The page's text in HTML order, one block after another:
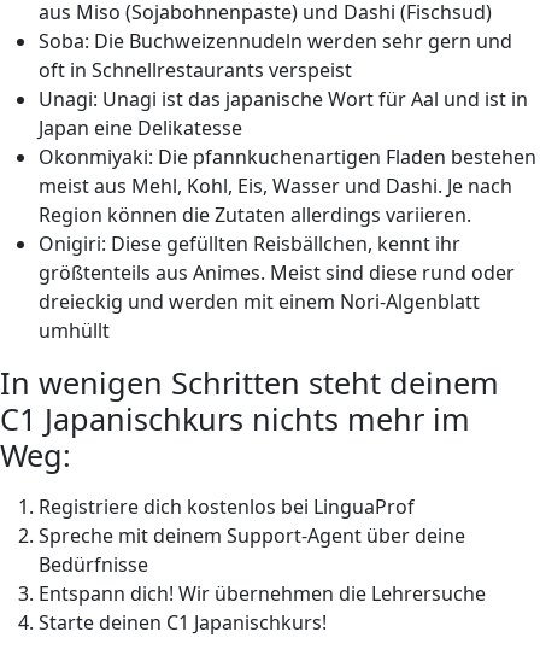
aus Miso (Sojabohnenpaste) und Dashi (Fischsud)
Soba: Die Buchweizennudeln werden sehr gern und
oft in Schnellrestaurants verspeist
Unagi: Unagi ist das japanische Wort für Aal und ist in
Japan eine Delikatesse
Okonmiyaki: Die pfannkuchenartigen Fladen bestehen
meist aus Mehl, Kohl, Eis, Wasser und Dashi. Je nach
Region können die Zutaten allerdings variieren.
Onigiri: Diese gefüllten Reisbällchen, kennt ihr
größtenteils aus Animes. Meist sind diese rund oder
dreieckig und werden mit einem Nori-Algenblatt
umhüllt
In wenigen Schritten steht deinem
C1 Japanischkurs nichts mehr im
Weg:
Registriere dich kostenlos bei LinguaProf
Spreche mit deinem Support-Agent über deine
Bedürfnisse
Entspann dich! Wir übernehmen die Lehrersuche
Starte deinen C1 Japanischkurs!